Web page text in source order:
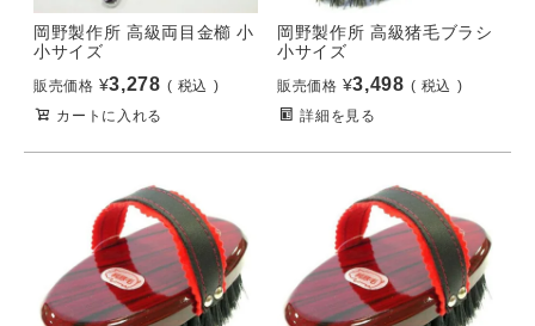
岡野製作所 高級両目金櫛 小
小サイズ
販売価格 ¥3,278
税込
カートに入れる
岡野製作所 高級猪毛ブラシ
小サイズ
販売価格 ¥3,498
税込
詳細を見る